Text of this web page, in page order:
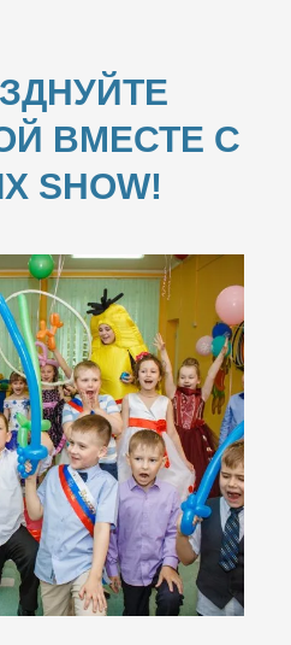
ВМЕСТЕ С
SHOW!